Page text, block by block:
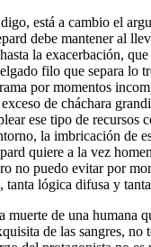
está a cambio el
debe mantener al
la exacerbación,
filo que separa lo
por momentos
de cháchara
ese tipo de recursos
la imbricación de
quiere a la vez
no puedo evitar por
tanta lógica difusa y
muerte de una humana
de las sangres, no